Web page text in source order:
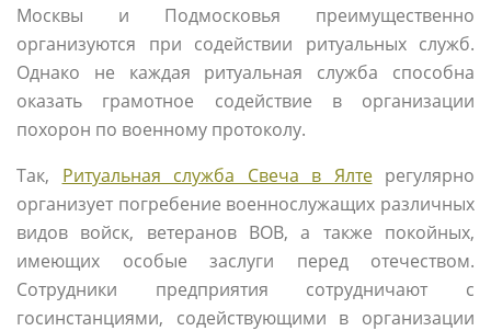
Москвы и Подмосковья преимущественно
организуются при содействии ритуальных служб.
Однако не каждая ритуальная служба способна
оказать грамотное содействие в организации
похорон по военному протоколу.
Так, Ритуальная служба Свеча в Ялтерегулярно
организует погребение военнослужащих различных
видов войск, ветеранов ВОВ, а также покойных,
имеющих особые заслуги перед отечеством.
Сотрудники предприятия сотрудничают с
госинстанциями, содействующими в организации